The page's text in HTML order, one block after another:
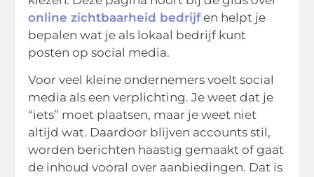
online zichtbaarheid bedrijfen helpt je
bepalen wat je als lokaal bedrijf kunt
posten op social media.
Voor veel kleine ondernemers voelt social
media als een verplichting. Je weet dat je
“iets” moet plaatsen, maar je weet niet
altijd wat. Daardoor blijven accounts stil,
worden berichten haastig gemaakt of gaat
de inhoud vooral over aanbiedingen. Dat is